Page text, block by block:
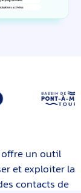
un outil
et exploiter la
contacts de